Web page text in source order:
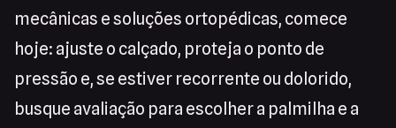
mecânicas e soluções ortopédicas, comece
hoje: ajuste o calçado, proteja o ponto de
pressão e, se estiver recorrente ou dolorido,
busque avaliação para escolher a palmilha e a